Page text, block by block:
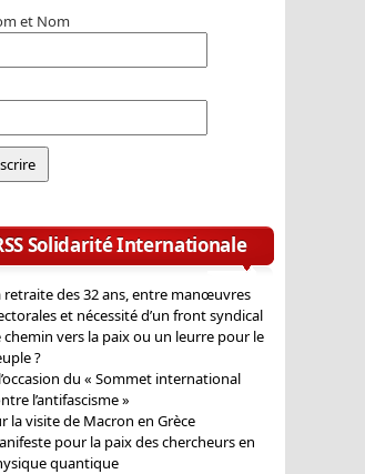
et Nom
Solidarité Internationale
retraite des 32 ans, entre manœuvres
et nécessité d’un front syndical
chemin vers la paix ou un leurre pour le
?
du « Sommet international
l’antifascisme »
la visite de Macron en Grèce
pour la paix des chercheurs en
quantique